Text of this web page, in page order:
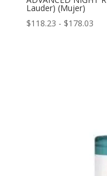
Lauder) (Mujer)
$118.23 - $178.03